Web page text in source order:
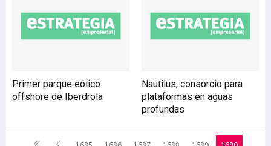
Primer parque eólico
offshore de Iberdrola
Nautilus, consorcio para
plataformas en aguas
profundas